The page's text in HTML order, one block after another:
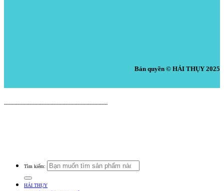
Bản quyền © HẢI THỤY 2025
---------------------------------------------------------------------
Tìm kiếm:
HẢI THỤY